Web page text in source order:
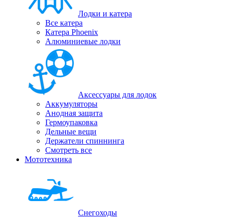
Лодки и катера
Все катера
Катера Phoenix
Алюминиевые лодки
Аксессуары для лодок
Аккумуляторы
Анодная защита
Гермоупаковка
Дельные вещи
Держатели спиннинга
Смотреть все
Мототехника
Снегоходы